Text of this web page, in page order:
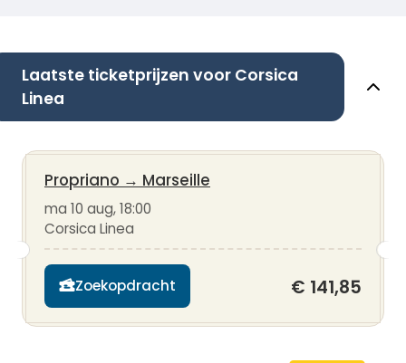
Laatste ticketprijzen voor Corsica
Linea
Propriano → Marseille
ma 10 aug, 18:00
Corsica Linea
Zoekopdracht € 141,85